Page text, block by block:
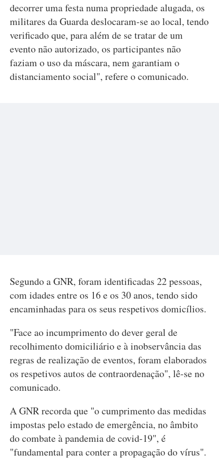
decorrer uma festa numa propriedade alugada, os
militares da Guarda deslocaram-se ao local, tendo
verificado que, para além de se tratar de um
evento não autorizado, os participantes não
faziam o uso da máscara, nem garantiam o
distanciamento social", refere o comunicado.
Segundo a GNR, foram identificadas 22 pessoas,
com idades entre os 16 e os 30 anos, tendo sido
encaminhadas para os seus respetivos domicílios.
"Face ao incumprimento do dever geral de
recolhimento domiciliário e à inobservância das
regras de realização de eventos, foram elaborados
os respetivos autos de contraordenação", lê-se no
comunicado.
A GNR recorda que "o cumprimento das medidas
impostas pelo estado de emergência, no âmbito
do combate à pandemia de covid-19", é
"fundamental para conter a propagação do vírus".